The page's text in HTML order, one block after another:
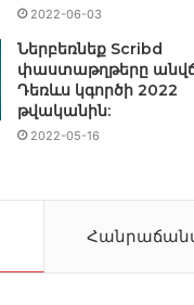
2022-06-03
Ներբեռնեք Scribd
փաստաթղթերը
Դեռևս կգործի 2022
թվականին:
2022-05-16